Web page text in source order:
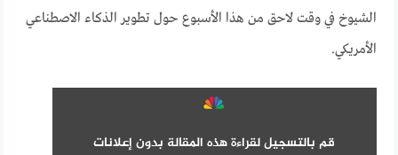
الشيوخ في وقت لاحق من هذا الأسبوع حول تطوير الذكاء الاصطناعي
الأمريكي.
قم بالتسجيل لقراءة هذه المقالة بدون إعلانات